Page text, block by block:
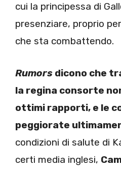
cui la principessa di
presenziare, proprio
che sta combattendo.
Rumors dicono che
la regina consorte
ottimi rapporti, e le
peggiorate
condizioni di salute di
certi media inglesi,